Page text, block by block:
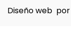
Diseño web por